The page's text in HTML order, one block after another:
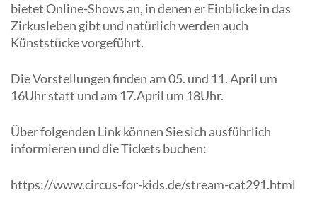
bietet Online-Shows an, in denen er Einblicke in das
Zirkusleben gibt und natürlich werden auch
Künststücke vorgeführt.
Die Vorstellungen finden am 05. und 11. April um
16Uhr statt und am 17.April um 18Uhr.
Über folgenden Link können Sie sich ausführlich
informieren und die Tickets buchen:
https://www.circus-for-kids.de/stream-cat291.html